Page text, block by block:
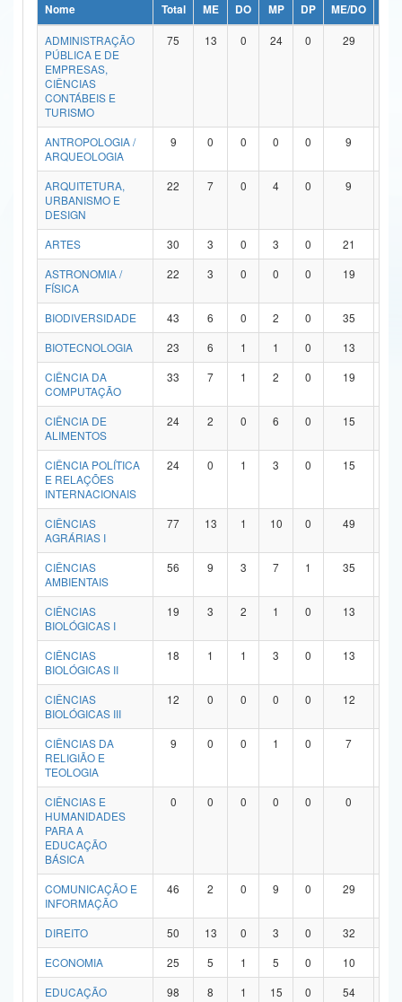
Ministério da Ciência, Tecnologia, Inovações e Comunicações
Ministério do Meio Ambiente
Ministério do Turismo
Ministério do Desenvolvimento Regional
Controladoria-Geral da União
Ministério da Mulher, da Família e dos Direitos Humanos
Secretaria de Governo
Advocacia-Geral da União
Banco Central do Brasil
Nome Total ME DO MP DP ME/DO
ADMINISTRAÇÃO
PÚBLICA E DE
EMPRESAS,
CIÊNCIAS
CONTÁBEIS E
TURISMO
75 13 0 24 0 29
ANTROPOLOGIA /
ARQUEOLOGIA
9 0 0 0 0 9
ARQUITETURA,
URBANISMO E
DESIGN
22 7 0 4 0 9
ARTES 30 3 0 3 0 21
ASTRONOMIA /
FÍSICA
22 3 0 0 0 19
BIODIVERSIDADE 43 6 0 2 0 35
BIOTECNOLOGIA
23 6 1 1 0 13
CIÊNCIA DA
COMPUTAÇÃO
33 7 1 2 0 19
CIÊNCIA DE
ALIMENTOS
24 2 0 6 0 15
CIÊNCIA POLÍTICA
E RELAÇÕES
INTERNACIONAIS
24 0 1 3 0 15
CIÊNCIAS
AGRÁRIAS I
77 13 1 10 0 49
CIÊNCIAS
AMBIENTAIS
56 9 3 7 1 35
CIÊNCIAS
BIOLÓGICAS I
19 3 2 1 0 13
CIÊNCIAS
BIOLÓGICAS II
18 1 1 3 0 13
CIÊNCIAS
BIOLÓGICAS III
12 0 0 0 0 12
CIÊNCIAS DA
RELIGIÃO E
TEOLOGIA
9 0 0 1 0 7
CIÊNCIAS E
HUMANIDADES
PARA A
EDUCAÇÃO
BÁSICA
0 0 0 0 0 0
COMUNICAÇÃO E
INFORMAÇÃO
46 2 0 9 0 29
DIREITO 50 13 0 3 0 32
ECONOMIA
25 5 1 5 0 10
EDUCAÇÃO
98 8 1 15 0 54